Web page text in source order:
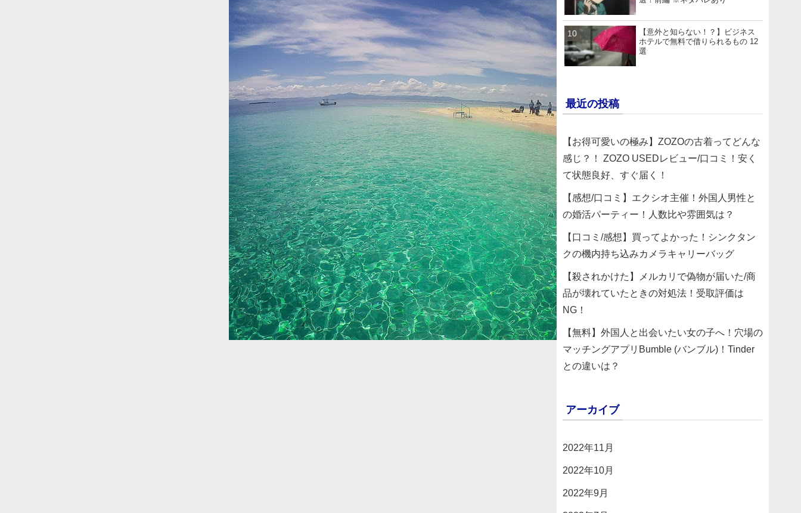
【意外と知らない！？】ビジネス
ホテルで無料で借りられるもの 12
選
最近の投稿
【お得可愛いの極み】ZOZOの古着ってどんな
感じ？！ ZOZO USEDレビュー/口コミ！安く
て状態良好、すぐ届く！
【感想/口コミ】エクシオ主催！外国人男性と
の婚活パーティー！人数比や雰囲気は？
【口コミ/感想】買ってよかった！シンクタン
クの機内持ち込みカメラキャリーバッグ
【殺されかけた】メルカリで偽物が届いた/商
品が壊れていたときの対処法！受取評価は
NG！
【無料】外国人と出会いたい女の子へ！穴場の
マッチングアプリBumble (バンブル)！Tinder
との違いは？
アーカイブ
2022年11月
2022年10月
2022年9月